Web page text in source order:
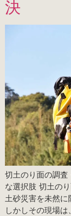
決
切土のり面の調査
な選択肢 切土の
土砂災害を未然に
しかしその現場